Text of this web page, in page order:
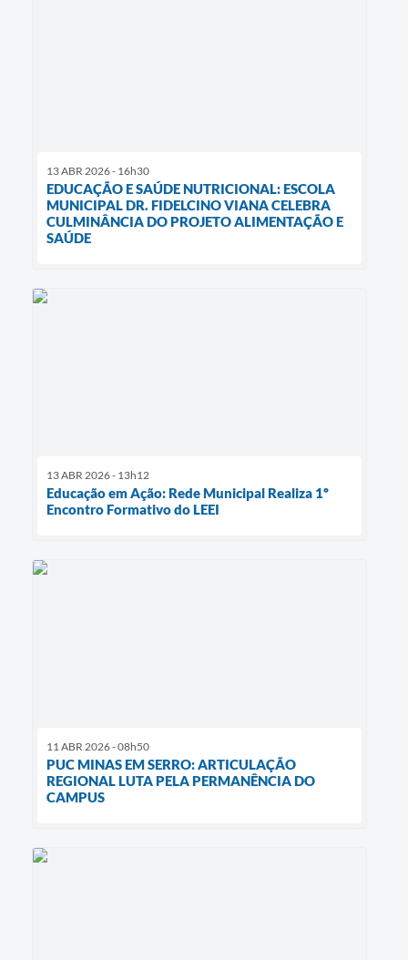
13 ABR 2026 - 16h30
EDUCAÇÃO E SAÚDE NUTRICIONAL: ESCOLA
MUNICIPAL DR. FIDELCINO VIANA CELEBRA
CULMINÂNCIA DO PROJETO ALIMENTAÇÃO E
SAÚDE
13 ABR 2026 - 13h12
Educação em Ação: Rede Municipal Realiza 1º
Encontro Formativo do LEEI
11 ABR 2026 - 08h50
​PUC MINAS EM SERRO: ARTICULAÇÃO
REGIONAL LUTA PELA PERMANÊNCIA DO
CAMPUS